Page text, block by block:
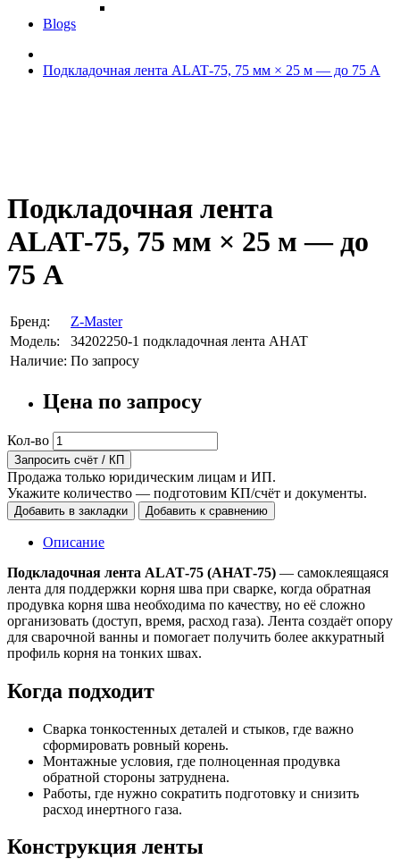
Blogs
Подкладочная лента ALAT‑75, 75 мм × 25 м — до 75 А
Подкладочная лента
ALAT‑75, 75 мм × 25 м — до
75 А
Бренд:
Z-Master
Модель:
34202250-1 подкладочная лента AHAT
Наличие: По запросу
Цена по запросу
Кол-во
Запросить счёт / КП
Продажа только юридическим лицам и ИП.
Укажите количество — подготовим КП/счёт и документы.
Добавить в закладки Добавить к сравнению
Описание
Подкладочная лента ALAT‑75 (AHAT‑75) — самоклеящаяся
лента для поддержки корня шва при сварке, когда обратная
продувка корня шва необходима по качеству, но её сложно
организовать (доступ, время, расход газа). Лента создаёт опору
для сварочной ванны и помогает получить более аккуратный
профиль корня на тонких швах.
Когда подходит
Сварка тонкостенных деталей и стыков, где важно
сформировать ровный корень.
Монтажные условия, где полноценная продувка
обратной стороны затруднена.
Работы, где нужно сократить подготовку и снизить
расход инертного газа.
Конструкция ленты